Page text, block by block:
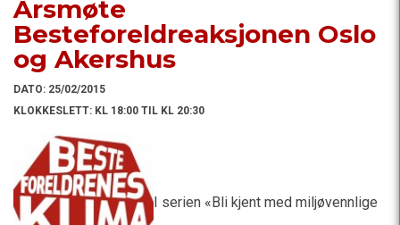
Årsmøte
Besteforeldreaksjonen Oslo
og Akershus
DATO: 25/02/2015
KLOKKESLETT: KL 18:00 TIL KL 20:30
I serien «Bli kjent med miljøvennlige